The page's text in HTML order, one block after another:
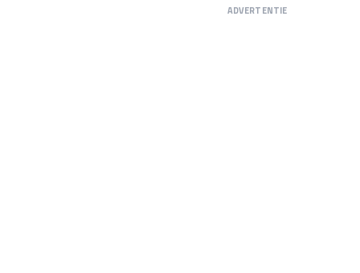
ADVERTENTIE